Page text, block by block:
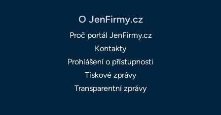
O JenFirmy.cz
Proč portál JenFirmy.cz
Kontakty
Prohlášení o přístupnosti
Tiskové zprávy
Transparentní zprávy